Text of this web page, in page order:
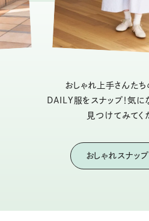
おしゃれ上手さんた
DAILY服をスナップ！気に
見つけてみてく
おしゃれスナッ